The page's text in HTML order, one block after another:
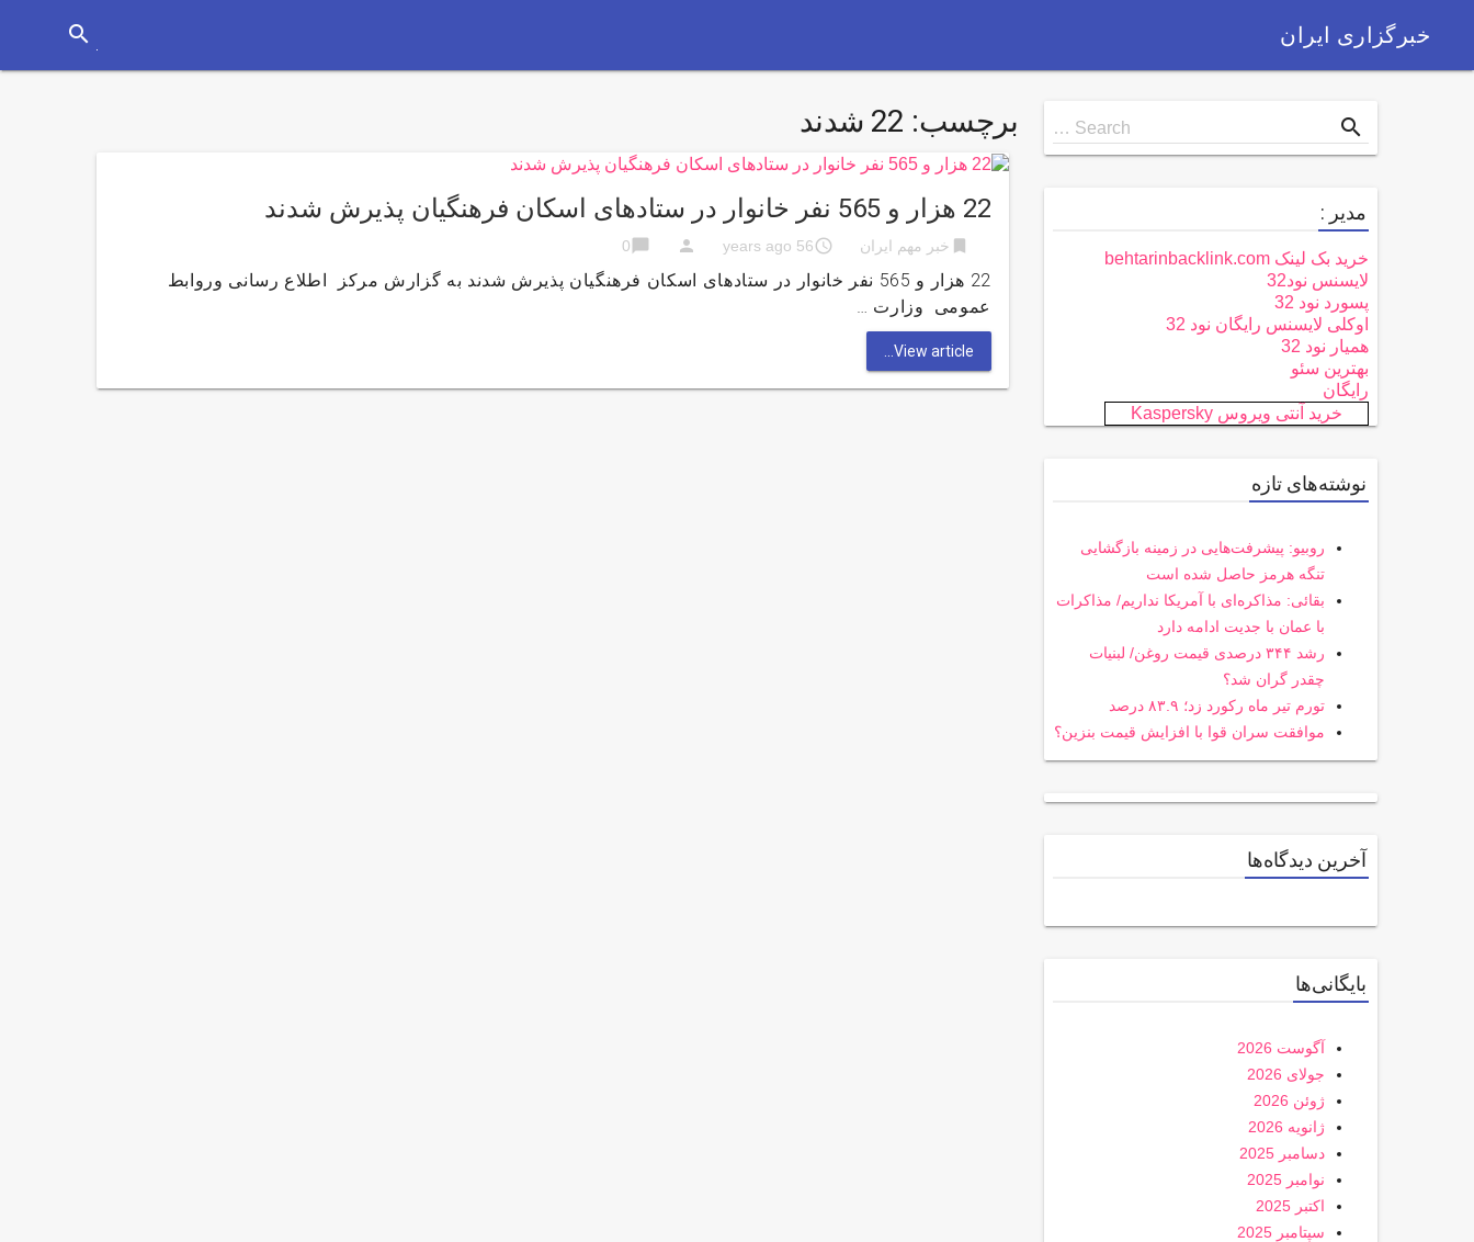
خبرگزاری ایران search
برچسب: 22 شدند
22 هزار و 565 نفر خانوار در ستادهای اسکان فرهنگیان پذیرش شدند
bookmark خبر مهم ایران access_time
56 years ago
person
chat_bubble
0
22 هزار و 565 نفر خانوار در ستادهای اسکان فرهنگیان پذیرش شدند به گزارش مركز اطلاع رسانی وروابط
عمومی وزارت …
View article...
Search
for
Search … search
مدیر :
خرید بک لینک behtarinbacklink.com
لایسنس نود32
پسورد نود 32
اوکلی لایسنس رایگان نود 32
همیار نود 32
بهترین سئو
رایگان
خرید آنتی ویروس Kaspersky
نوشته‌های تازه
روبیو: پیشرفت‌هایی در زمینه بازگشایی
تنگه هرمز حاصل شده است
بقائی: مذاکره‌ای با آمریکا نداریم/ مذاکرات
با عمان با جدیت ادامه دارد
رشد ۳۴۴ درصدی قیمت روغن/ لبنیات
چقدر گران شد؟
تورم تیر ماه رکورد زد؛ ۸۳.۹ درصد
موافقت سران قوا با افزایش قیمت بنزین؟
آخرین دیدگاه‌ها
بایگانی‌ها
آگوست 2026
جولای 2026
ژوئن 2026
ژانویه 2026
دسامبر 2025
نوامبر 2025
اکتبر 2025
سپتامبر 2025